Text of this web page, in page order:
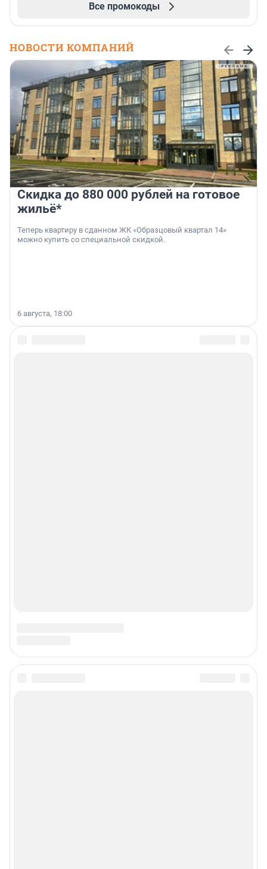
Все промокоды
НОВОСТИ КОМПАНИЙ
Скидка до 880 000 рублей на готовое
жильё*
Теперь квартиру в сданном ЖК «Образцовый квартал 14»
можно купить со специальной скидкой.
6 августа, 18:00